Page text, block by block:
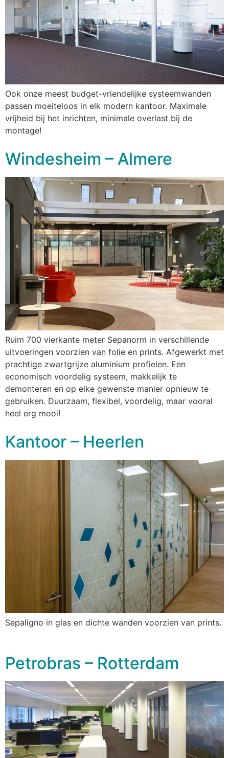
Ook onze meest budget-vriendelijke systeemwanden
passen moeiteloos in elk modern kantoor. Maximale
vrijheid bij het inrichten, minimale overlast bij de
montage!
Windesheim – Almere
Ruim 700 vierkante meter Sepanorm in verschillende
uitvoeringen voorzien van folie en prints. Afgewerkt met
prachtige zwartgrijze aluminium profielen. Een
economisch voordelig systeem, makkelijk te
demonteren en op elke gewenste manier opnieuw te
gebruiken. Duurzaam, flexibel, voordelig, maar vooral
heel erg mooi!
Kantoor – Heerlen
Sepaligno in glas en dichte wanden voorzien van prints.
Petrobras – Rotterdam